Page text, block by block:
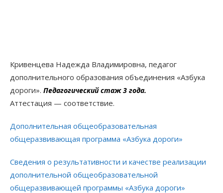
Кривенцева Надежда Владимировна, педагог
дополнительного образования объединения «Азбука
дороги». Педагогический стаж 3 года.
Аттестация — соответствие.
Дополнительная общеобразовательная
общеразвивающая программа «Азбука дороги»
Сведения о результативности и качестве реализации
дополнительной общеобразовательной
общеразвивающей программы «Азбука дороги»